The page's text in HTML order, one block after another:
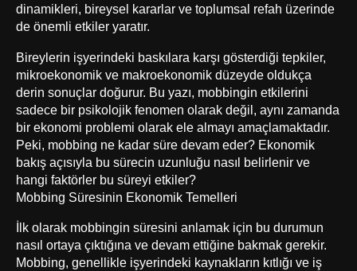
dinamikleri, bireysel kararlar ve toplumsal refah üzerinde
de önemli etkiler yaratır.
Bireylerin işyerindeki baskılara karşı gösterdiği tepkiler,
mikroekonomik ve makroekonomik düzeyde oldukça
derin sonuçlar doğurur. Bu yazı, mobbingin etkilerini
sadece bir psikolojik fenomen olarak değil, aynı zamanda
bir ekonomi problemi olarak ele almayı amaçlamaktadır.
Peki, mobbing ne kadar süre devam eder? Ekonomik
bakış açısıyla bu sürecin uzunluğu nasıl belirlenir ve
hangi faktörler bu süreyi etkiler?
Mobbing Süresinin Ekonomik Temelleri
İlk olarak mobbingin süresini anlamak için bu durumun
nasıl ortaya çıktığına ve devam ettiğine bakmak gerekir.
Mobbing, genellikle işyerindeki kaynakların kıtlığı ve iş